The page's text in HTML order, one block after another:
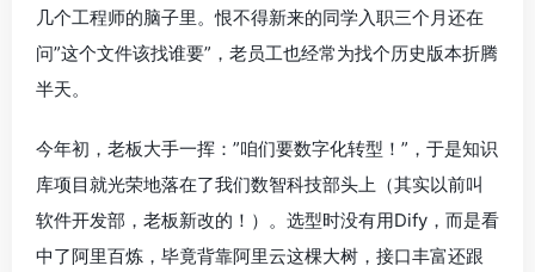
几个工程师的脑子里。恨不得新来的同学入职三个月还在
问”这个文件该找谁要”，老员工也经常为找个历史版本折腾
半天。
今年初，老板大手一挥：”咱们要数字化转型！”，于是知识
库项目就光荣地落在了我们数智科技部头上（其实以前叫
软件开发部，老板新改的！）。选型时没有用Dify，而是看
中了阿里百炼，毕竟背靠阿里云这棵大树，接口丰富还跟